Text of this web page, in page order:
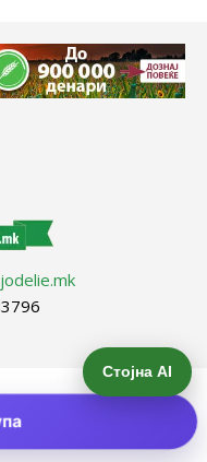
Стојна AI